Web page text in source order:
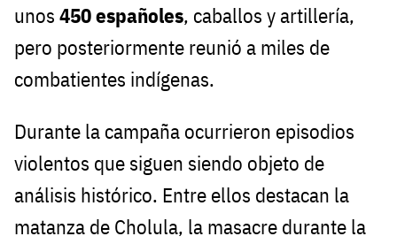
unos 450 españoles, caballos y artillería,
pero posteriormente reunió a miles de
combatientes indígenas.
Durante la campaña ocurrieron episodios
violentos que siguen siendo objeto de
análisis histórico. Entre ellos destacan la
matanza de Cholula, la masacre durante la